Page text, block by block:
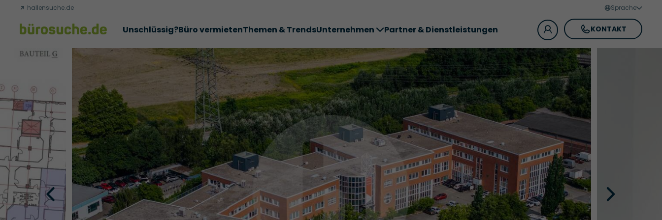
hallensuche.de Sprache
KONTAKT
Unschlüssig?Büro vermietenThemen & TrendsUnternehmen
Abschlüsse Über uns Büromieter ABC
Partner & Dienstleistungen